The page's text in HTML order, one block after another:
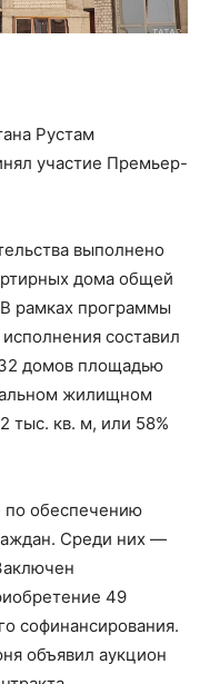
Рустам
участие Премьер-
выполнено
дома общей
рамках программы
составил
домов площадью
жилищном
тыс. кв. м, или 58%
по обеспечению
Среди них —
49
софинансирования.
объявил аукцион